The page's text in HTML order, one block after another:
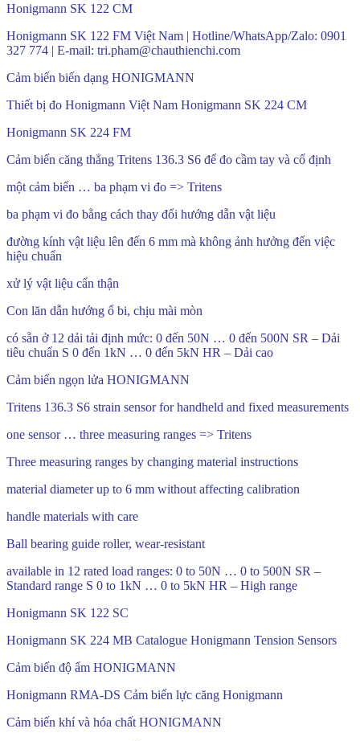
Honigmann SK 122 CM
Honigmann SK 122 FM Việt Nam | Hotline/WhatsApp/Zalo: 0901
327 774 | E-mail: tri.pham@chauthienchi.com
Cảm biến biến dạng HONIGMANN
Thiết bị đo Honigmann Việt Nam Honigmann SK 224 CM
Honigmann SK 224 FM
Cảm biến căng thẳng Tritens 136.3 S6 để đo cầm tay và cố định
một cảm biến … ba phạm vi đo => Tritens
ba phạm vi đo bằng cách thay đổi hướng dẫn vật liệu
đường kính vật liệu lên đến 6 mm mà không ảnh hưởng đến việc
hiệu chuẩn
xử lý vật liệu cẩn thận
Con lăn dẫn hướng ổ bi, chịu mài mòn
có sẵn ở 12 dải tải định mức: 0 đến 50N … 0 đến 500N SR – Dải
tiêu chuẩn S 0 đến 1kN … 0 đến 5kN HR – Dải cao
Cảm biến ngọn lửa HONIGMANN
Tritens 136.3 S6 strain sensor for handheld and fixed measurements
one sensor … three measuring ranges => Tritens
Three measuring ranges by changing material instructions
material diameter up to 6 mm without affecting calibration
handle materials with care
Ball bearing guide roller, wear-resistant
available in 12 rated load ranges: 0 to 50N … 0 to 500N SR –
Standard range S 0 to 1kN … 0 to 5kN HR – High range
Honigmann SK 122 SC
Honigmann SK 224 MB Catalogue Honigmann Tension Sensors
Cảm biến độ ẩm HONIGMANN
Honigmann RMA-DS Cảm biến lực căng Honigmann
Cảm biến khí và hóa chất HONIGMANN